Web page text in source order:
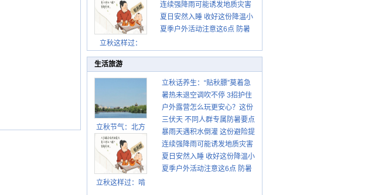
立秋这样过：
示请收好
连续强降雨可能诱发地质灾害
这些前兆要知道
夏日安然入睡 收好这份降温小
贴士
夏季户外活动注意这6点 防暑
生活旅游
立秋节气：北方
逐渐转凉 南方暑
热仍盛
立秋这样过：啃
立秋话养生：“贴秋膘”莫着急
先清暑再防燥
暑热未退空调吹不停 3招护住
肩颈不酸痛
户外露营怎么玩更安心？这份
攻略请收好
三伏天 不同人群专属防暑要点
请收好
暴雨天遇积水倒灌 这份避险提
示请收好
连续强降雨可能诱发地质灾害
这些前兆要知道
夏日安然入睡 收好这份降温小
贴士
夏季户外活动注意这6点 防暑